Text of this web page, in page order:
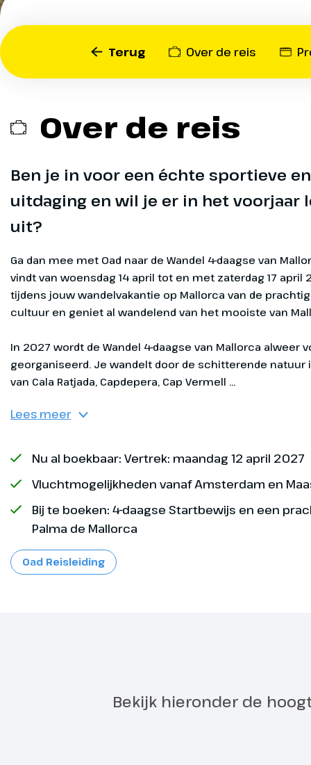
Terug Over de reis
Over de reis
Ben je in voor een échte sportieve
uitdaging en wil je er in het voorjaar
uit?
Ga dan mee met Oad naar de Wandel 4-daagse van
vindt van woensdag 14 april tot en met zaterdag 17 april
tijdens jouw wandelvakantie op Mallorca van de
cultuur en geniet al wandelend van het mooiste van
In 2027 wordt de Wandel 4-daagse van Mallorca alweer voor de 10e keer georganiseerd. Je wandelt door de schitterende natuur in de omgeving van
Lees meer
Nu al boekbaar: Vertrek: maandag 12 april 2027
Vluchtmogelijkheden vanaf Amsterdam en
Bij te boeken: 4-daagse Startbewijs en een
Palma de Mallorca
Oad Reisleiding
Bekijk hieronder de
je er in
voorjaar
tussen
Je wandelt door de
Cap Vermell en nog veel
De wandelingen voeren
landschappen, typische
aangenaam en heel
wandelingen over dit
eiland.
Dag 1 Heenreis
Vandaag
Op de
Oad
Dag 2 Ophalen
Cala
Exclusief
Extra